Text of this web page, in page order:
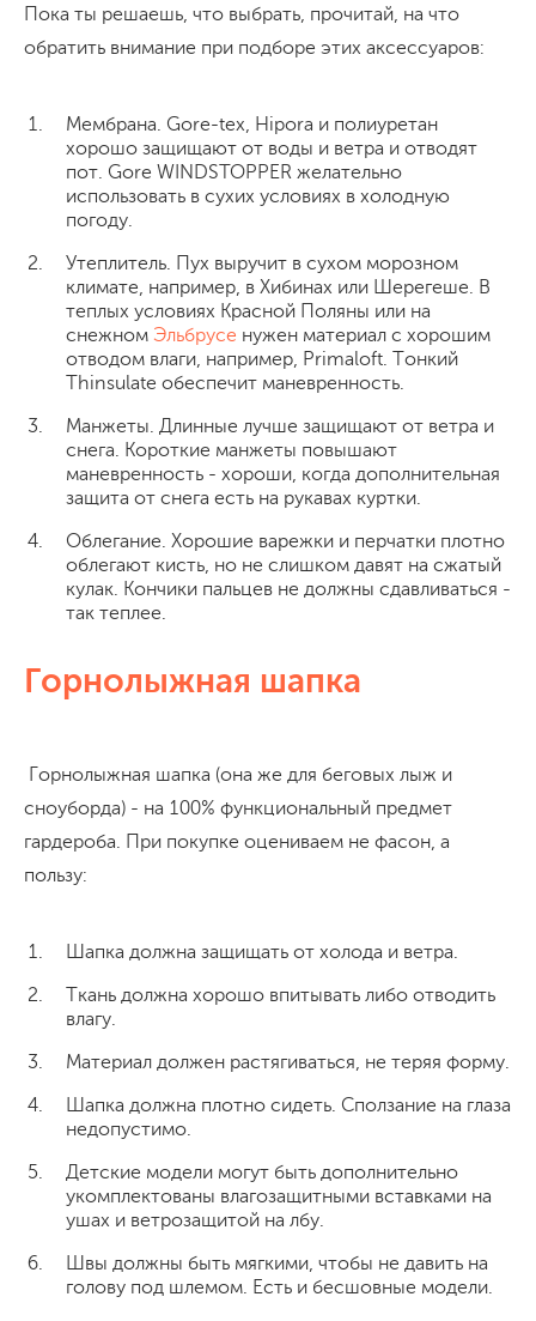
Пока ты решаешь, что выбрать, прочитай, на что
обратить внимание при подборе этих аксессуаров:
Мембрана. Gore-tex, Hipora и полиуретан
хорошо защищают от воды и ветра и отводят
пот. Gore WINDSTOPPER желательно
использовать в сухих условиях в холодную
погоду.
Утеплитель. Пух выручит в сухом морозном
климате, например, в Хибинах или Шерегеше. В
теплых условиях Красной Поляны или на
снежном Эльбрусе нужен материал с хорошим
отводом влаги, например, Primaloft. Тонкий
Thinsulate обеспечит маневренность.
Манжеты. Длинные лучше защищают от ветра и
снега. Короткие манжеты повышают
маневренность - хороши, когда дополнительная
защита от снега есть на рукавах куртки.
Облегание. Хорошие варежки и перчатки плотно
облегают кисть, но не слишком давят на сжатый
кулак. Кончики пальцев не должны сдавливаться -
так теплее.
Горнолыжная шапка
Горнолыжная шапка (она же для беговых лыж и
сноуборда) - на 100% функциональный предмет
гардероба. При покупке оцениваем не фасон, а
пользу:
Шапка должна защищать от холода и ветра.
Ткань должна хорошо впитывать либо отводить
влагу.
Материал должен растягиваться, не теряя форму.
Шапка должна плотно сидеть. Сползание на глаза
недопустимо.
Детские модели могут быть дополнительно
укомплектованы влагозащитными вставками на
ушах и ветрозащитой на лбу.
Швы должны быть мягкими, чтобы не давить на
голову под шлемом. Есть и бесшовные модели.